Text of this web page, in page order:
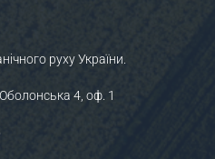
руху України.
4, оф. 1